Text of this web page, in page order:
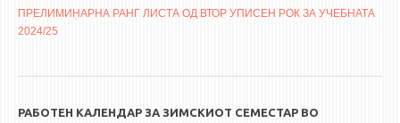
ПРЕЛИМИНАРНА РАНГ ЛИСТА ОД ВТОР УПИСЕН РОК ЗА УЧЕБНАТА
2024/25
РАБОТЕН КАЛЕНДАР ЗА ЗИМСКИОТ СЕМЕСТАР ВО